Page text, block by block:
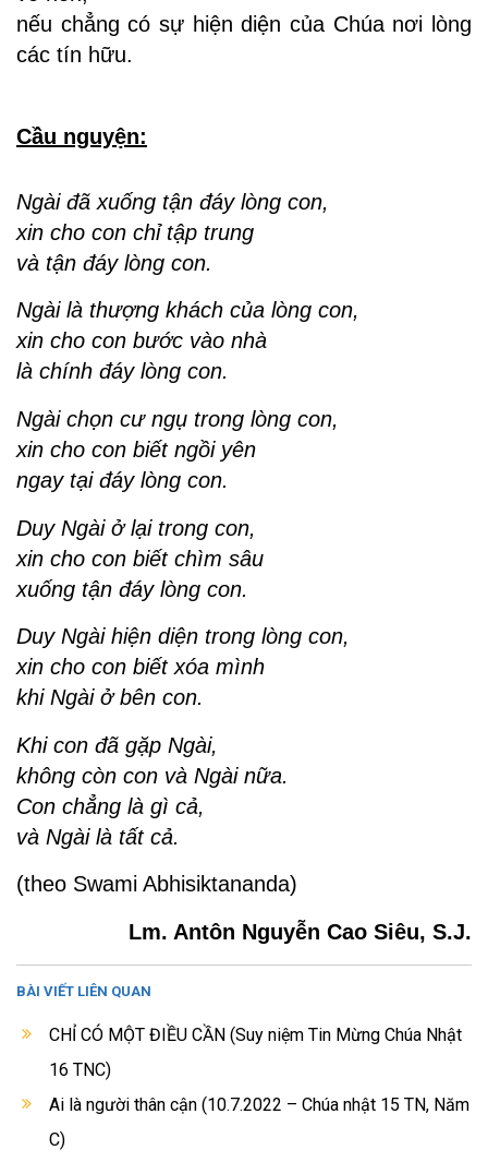
nếu chẳng có sự hiện diện của Chúa nơi lòng
các tín hữu.
Cầu nguyện:
Ngài đã xuống tận đáy lòng con,
xin cho con chỉ tập trung
và tận đáy lòng con.
Ngài là thượng khách của lòng con,
xin cho con bước vào nhà
là chính đáy lòng con.
Ngài chọn cư ngụ trong lòng con,
xin cho con biết ngồi yên
ngay tại đáy lòng con.
Duy Ngài ở lại trong con,
xin cho con biết chìm sâu
xuống tận đáy lòng con.
Duy Ngài hiện diện trong lòng con,
xin cho con biết xóa mình
khi Ngài ở bên con.
Khi con đã gặp Ngài,
không còn con và Ngài nữa.
Con chẳng là gì cả,
và Ngài là tất cả.
(theo Swami Abhisiktananda)
Lm. Antôn Nguyễn Cao Siêu, S.J.
BÀI VIẾT LIÊN QUAN
CHỈ CÓ MỘT ĐIỀU CẦN (Suy niệm Tin Mừng Chúa Nhật
16 TNC)
Ai là người thân cận (10.7.2022 – Chúa nhật 15 TN, Năm
C)